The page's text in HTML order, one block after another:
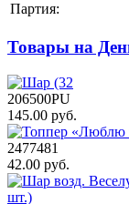
Партия:
Товары на
206500PU
145.00 руб.
2477481
42.00 руб.